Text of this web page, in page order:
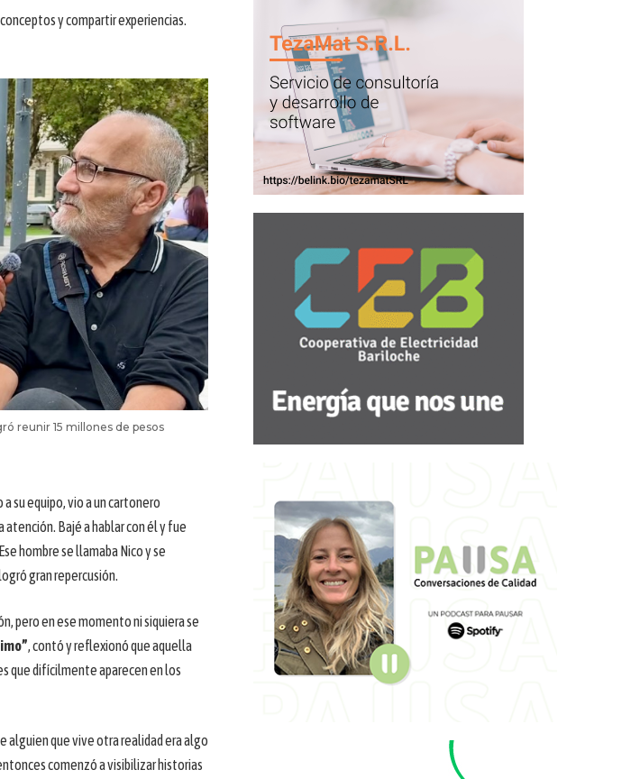
y compartir experiencias.
reunir 15 millones de pesos
su equipo, vio a un cartonero
atención. Bajé a hablar con él y fue
hombre se llamaba Nico y se
gran repercusión.
pero en ese momento ni siquiera se
, contó y reflexionó que aquella
que difícilmente aparecen en los
alguien que vive otra realidad era algo
comenzó a visibilizar historias